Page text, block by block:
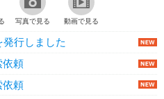
写真で見る 動画で見る
行しました
依頼
依頼